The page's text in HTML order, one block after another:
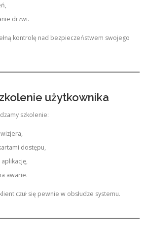
drzwi.
kontrolę nad bezpieczeństwem swojego
użytkownika
szkolenie:
dostępu,
aplikację,
awarie.
czuł się pewnie w obsłudze systemu.